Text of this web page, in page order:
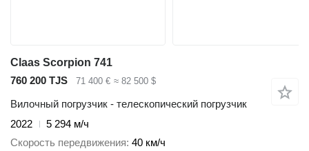
Claas Scorpion 741
760 200 TJS
71 400 € ≈ 82 500 $
Вилочный погрузчик - телескопический погрузчик
2022
5 294 м/ч
Скорость передвижения 40 км/ч